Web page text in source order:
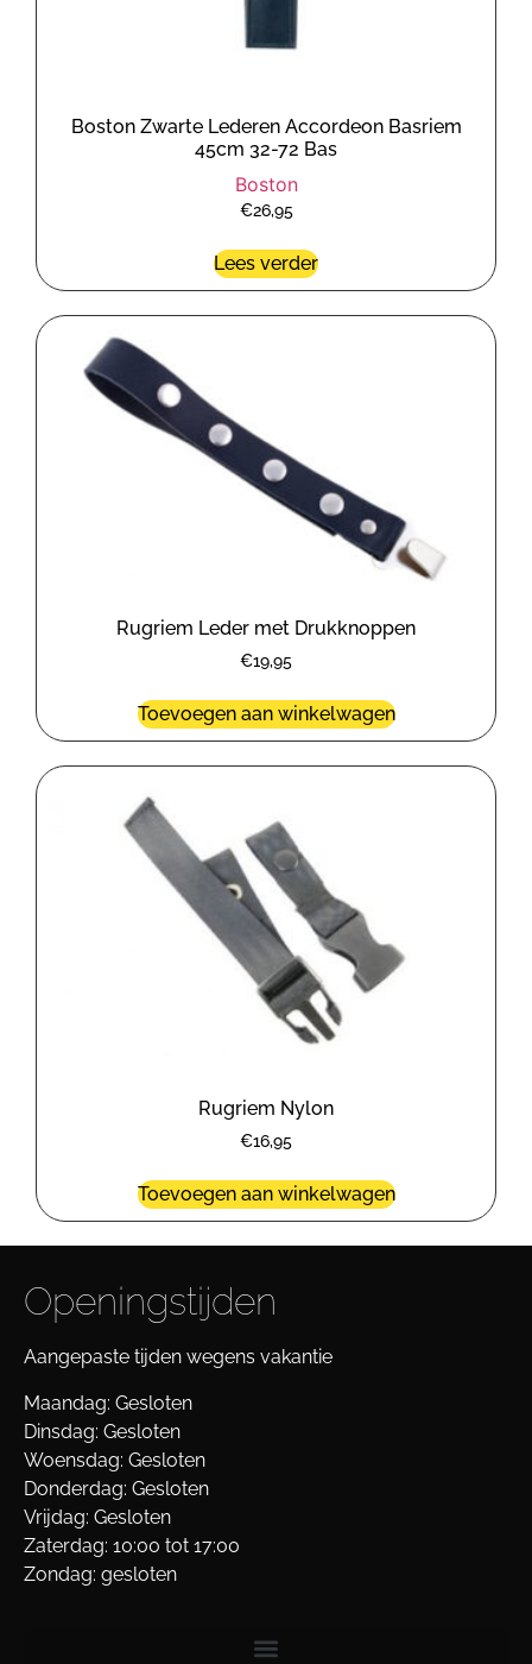
Boston Zwarte Lederen Accordeon Basriem
45cm 32-72 Bas
Boston
€26,95
Lees verder
Rugriem Leder met Drukknoppen
€19,95
Toevoegen aan winkelwagen
Rugriem Nylon
€16,95
Toevoegen aan winkelwagen
Openingstijden
Aangepaste tijden wegens vakantie
Maandag: Gesloten
Dinsdag: Gesloten
Woensdag: Gesloten
Donderdag: Gesloten
Vrijdag: Gesloten
Zaterdag: 10:00 tot 17:00
Zondag: gesloten